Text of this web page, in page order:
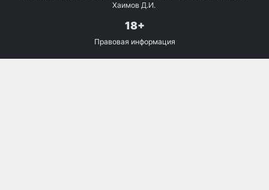
Хаимов Д.И.
18+
Правовая информация